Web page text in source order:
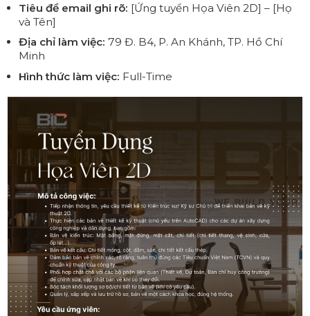
Tiêu đề email ghi rõ: [Ứng tuyển Họa Viên 2D] – [Họ
và Tên]
Địa chỉ làm việc: 79 Đ. B4, P. An Khánh, TP. Hồ Chí
Minh
Hình thức làm việc: Full-Time